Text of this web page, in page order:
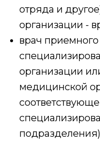
отряда и
организации -
врач
организации
медицинской
подразделения)